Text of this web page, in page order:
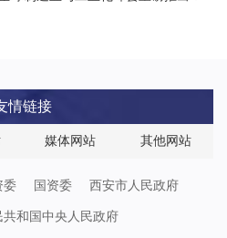
情链接
媒体网站 其他网站
委 国资委 西安市人民政府
共和国中央人民政府